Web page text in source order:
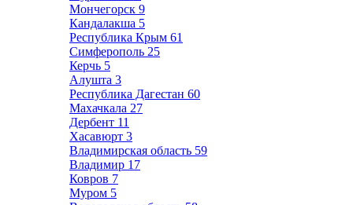
Мончегорск 9
Кандалакша 5
Республика Крым 61
Симферополь 25
Керчь 5
Алушта 3
Республика Дагестан 60
Махачкала 27
Дербент 11
Хасавюрт 3
Владимирская область 59
Владимир 17
Ковров 7
Муром 5